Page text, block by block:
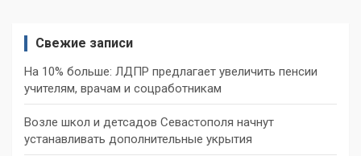
Свежие записи
На 10% больше: ЛДПР предлагает увеличить пенсии
учителям, врачам и соцработникам
Возле школ и детсадов Севастополя начнут
устанавливать дополнительные укрытия